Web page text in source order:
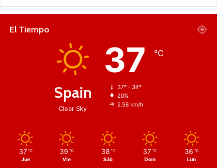
El Tiempo
Spain
Clear Sky
37 ℃
37º - 34º
20%
2.58 km/h
37 ℃
Jue
39 ℃
Vie
38 ℃
Sáb
37 ℃
Dom
36 ℃
Lun